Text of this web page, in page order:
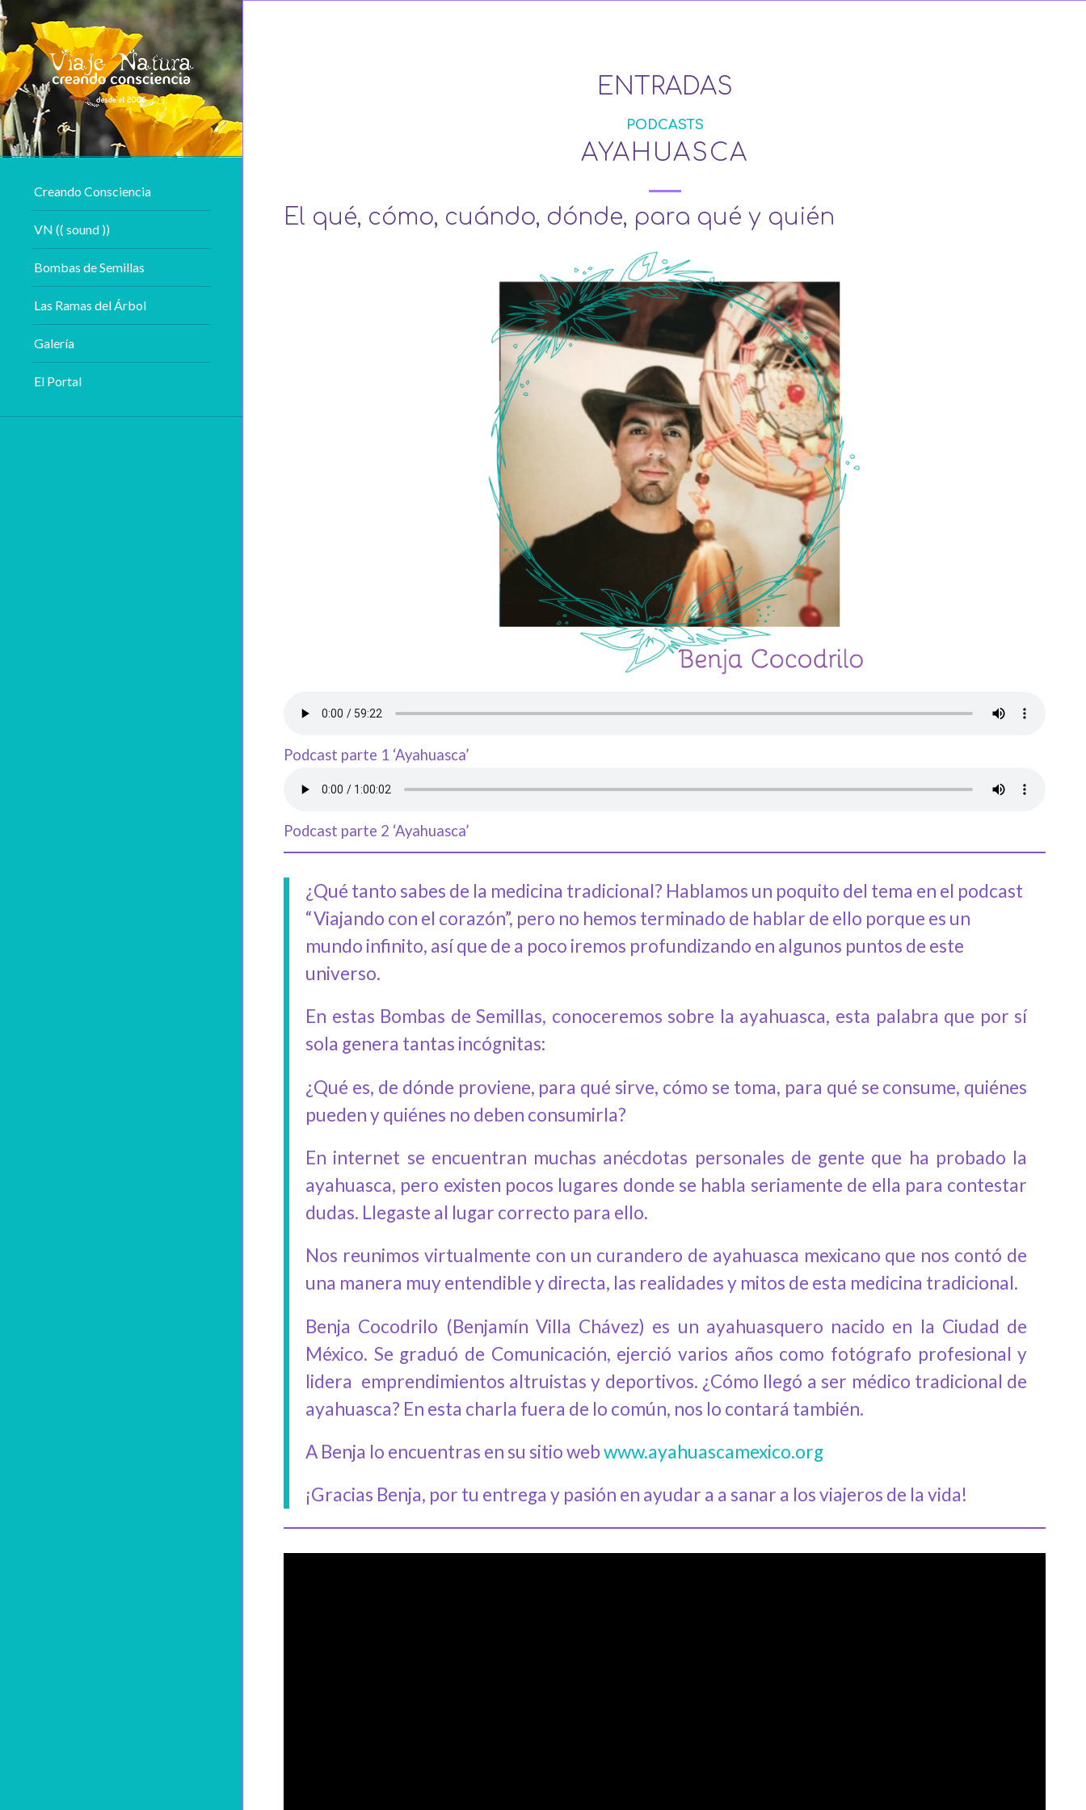
Creando Consciencia
VN (( sound ))
Bombas de Semillas
Las Ramas del Árbol
Galería
El Portal
ENTRADAS
PODCASTS
AYAHUASCA
El qué, cómo, cuándo, dónde, para qué y quién
Podcast parte 1 ‘Ayahuasca’
Podcast parte 2 ‘Ayahuasca’
¿Qué tanto sabes de la medicina tradicional? Hablamos un poquito del tema en el podcast
“Viajando con el corazón”, pero no hemos terminado de hablar de ello porque es un
mundo infinito, así que de a poco iremos profundizando en algunos puntos de este
universo.
En estas Bombas de Semillas, conoceremos sobre la ayahuasca, esta palabra que por sí
sola genera tantas incógnitas:
¿Qué es, de dónde proviene, para qué sirve, cómo se toma, para qué se consume, quiénes
pueden y quiénes no deben consumirla?
En internet se encuentran muchas anécdotas personales de gente que ha probado la
ayahuasca, pero existen pocos lugares donde se habla seriamente de ella para contestar
dudas. Llegaste al lugar correcto para ello.
Nos reunimos virtualmente con un curandero de ayahuasca mexicano que nos contó de
una manera muy entendible y directa, las realidades y mitos de esta medicina tradicional.
Benja Cocodrilo (Benjamín Villa Chávez) es un ayahuasquero nacido en la Ciudad de
México. Se graduó de Comunicación, ejerció varios años como fotógrafo profesional y
lidera emprendimientos altruistas y deportivos. ¿Cómo llegó a ser médico tradicional de
ayahuasca? En esta charla fuera de lo común, nos lo contará también.
A Benja lo encuentras en su sitio webwww.ayahuascamexico.org
¡Gracias Benja, por tu entrega y pasión en ayudar a a sanar a los viajeros de la vida!